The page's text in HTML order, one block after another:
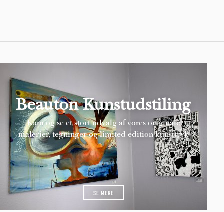
Beauton Kunstudstiling
Kom og se et stort udvalg af vores originale
malerier, tegninger og limited edition kunsttryk
SE MERE